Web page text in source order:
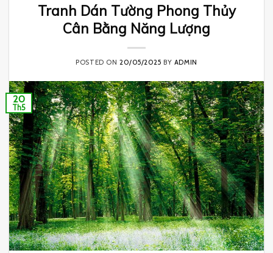
Tranh Dán Tường Phong Thủy
Cân Bằng Năng Lượng
POSTED ON 20/05/2025 BY ADMIN
20
Th5